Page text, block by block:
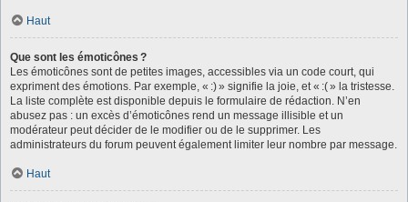
Haut
Que sont les émoticônes ?
Les émoticônes sont de petites images, accessibles via un code court, qui
expriment des émotions. Par exemple, « :) » signifie la joie, et « :( » la tristesse.
La liste complète est disponible depuis le formulaire de rédaction. N’en
abusez pas : un excès d’émoticônes rend un message illisible et un
modérateur peut décider de le modifier ou de le supprimer. Les
administrateurs du forum peuvent également limiter leur nombre par message.
Haut